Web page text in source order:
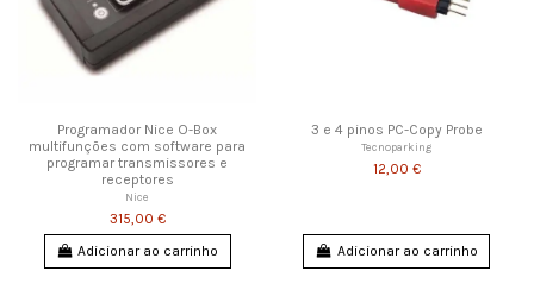
Programador Nice O-Box
multifunções com software para
programar transmissores e
receptores
Nice
315,00 €
Adicionar ao carrinho
3 e 4 pinos PC-Copy Probe
Tecnoparking
12,00 €
Adicionar ao carrinho